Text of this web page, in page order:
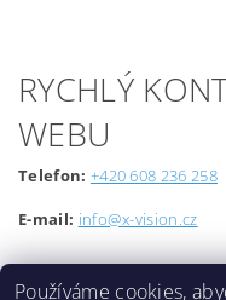
RYCHLÝ
WEBU
Telefon: +420 608 236 258
E-mail: info@x-vision.cz
Používáme cookies,